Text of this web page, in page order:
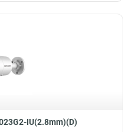
IU(2.8mm)(D)